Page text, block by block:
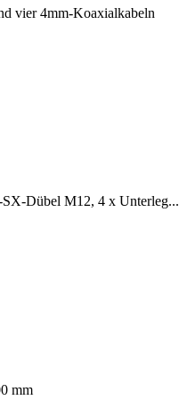
vier 4mm-Koaxialkabeln
SX-Dübel M12, 4 x Unterleg...
mm